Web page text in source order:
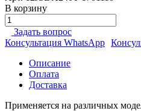
В корзину
Задать вопрос
Консультация WhatsApp
Описание
Оплата
Доставка
Применяется на различных